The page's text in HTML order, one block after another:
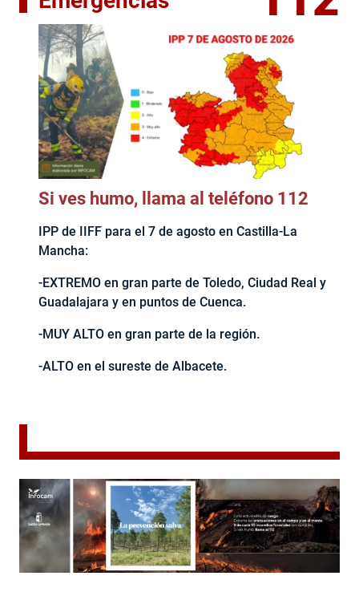
Si ves humo, llama al teléfono 112
IPP de IIFF para el 7 de agosto en Castilla-La
Mancha:
-EXTREMO en gran parte de Toledo, Ciudad Real y
Guadalajara y en puntos de Cuenca.
-MUY ALTO en gran parte de la región.
-ALTO en el sureste de Albacete.